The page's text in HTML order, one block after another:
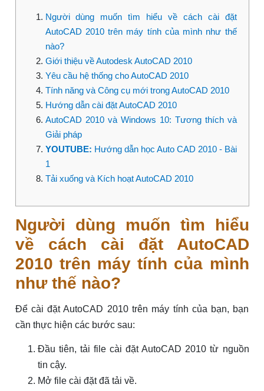
Người dùng muốn tìm hiểu về cách cài đặt
AutoCAD 2010 trên máy tính của mình như thế
nào?
Giới thiệu về Autodesk AutoCAD 2010
Yêu cầu hệ thống cho AutoCAD 2010
Tính năng và Công cụ mới trong AutoCAD 2010
Hướng dẫn cài đặt AutoCAD 2010
AutoCAD 2010 và Windows 10: Tương thích và
Giải pháp
YOUTUBE: Hướng dẫn học Auto CAD 2010 - Bài
1
Tải xuống và Kích hoạt AutoCAD 2010
Người dùng muốn tìm hiểu
về cách cài đặt AutoCAD
2010 trên máy tính của mình
như thế nào?
Để cài đặt AutoCAD 2010 trên máy tính của bạn, bạn
cần thực hiện các bước sau:
Đầu tiên, tải file cài đặt AutoCAD 2010 từ nguồn
tin cậy.
Mở file cài đặt đã tải về.